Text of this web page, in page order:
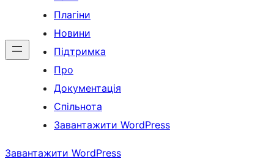
Плагіни
Новини
Підтримка
Про
Документація
Спільнота
Завантажити WordPress
Завантажити WordPress